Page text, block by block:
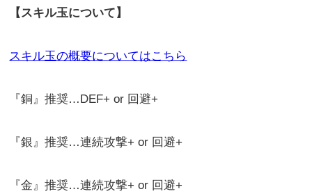
【スキル玉について】
スキル玉の概要についてはこちら
『銅』推奨…DEF+ or 回避+
『銀』推奨…連続攻撃+ or 回避+
『金』推奨…連続攻撃+ or 回避+